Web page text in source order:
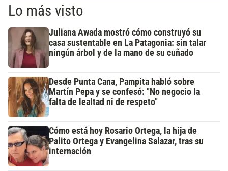
Lo más visto
Juliana Awada mostró cómo construyó su
casa sustentable en La Patagonia: sin talar
ningún árbol y de la mano de su cuñado
Desde Punta Cana, Pampita habló sobre
Martín Pepa y se confesó: "No negocio la
falta de lealtad ni de respeto"
Cómo está hoy Rosario Ortega, la hija de
Palito Ortega y Evangelina Salazar, tras su
internación